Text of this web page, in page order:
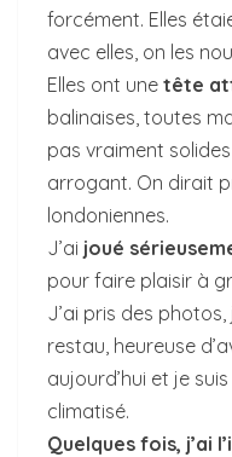
forcément. Elles
avec elles, on les
Elles ont une tête
balinaises, toutes
pas vraiment
arrogant. On dirait
londoniennes.
J’ai joué
pour faire plaisir à
J’ai pris des
restau, heureuse
aujourd’hui et je
climatisé.
Quelques fois, j’ai